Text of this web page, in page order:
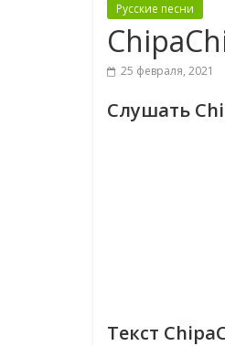
Русские песни
25 февраля, 2021
Слушать
Текст